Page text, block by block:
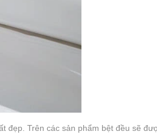
đẹp. Trên các sản phẩm bệt đều sẽ